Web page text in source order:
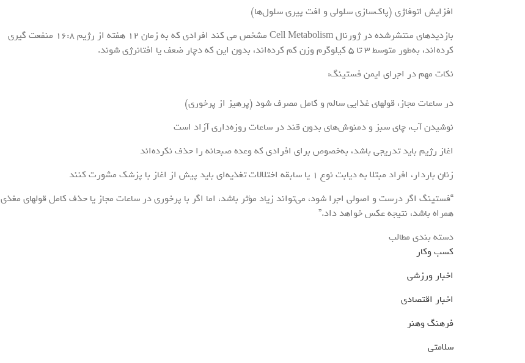
افزایش اتوفاژی (پاک‌سازی سلولی و افت پیری سلول‌ها)
بازدید‌های منتشرشده در ژورنال Cell Metabolism مشخص می کند افرادی که به زمان ۱۲ هفته از رژیم ۱۶:۸ منفعت گیری
کرده‌اند، به‌طور متوسط ۳ تا ۵ کیلوگرم وزن کم کرده‌اند، بدون این که دچار ضعف یا افتانرژی شوند.
نکات مهم در اجرای ایمن فستینگ:
در ساعات مجاز، قولهای غذایی سالم و کامل مصرف شود (پرهیز از پرخوری)
نوشیدن آب، چای سبز و دمنوش‌های بدون قند در ساعات روزه‌داری آزاد است
اغاز رژیم باید تدریجی باشد، به‌خصوص برای افرادی که وعده صبحانه را حذف نکرده‌اند
زنان باردار، افراد مبتلا به دیابت نوع ۱ یا سابقه اختلالات تغذیه‌ای باید پیش از اغاز با پزشک مشورت کنند
“فستینگ اگر درست و اصولی اجرا شود، می‌تواند زیاد مؤثر باشد، اما اگر با پرخوری در ساعات مجاز یا حذف کامل قولهای مغذی
همراه باشد، نتیجه عکس خواهد داد.”
دسته بندی مطالب
کسب وکار
اخبار ورزشی
اخبار اقتصادی
فرهنگ وهنر
سلامتی